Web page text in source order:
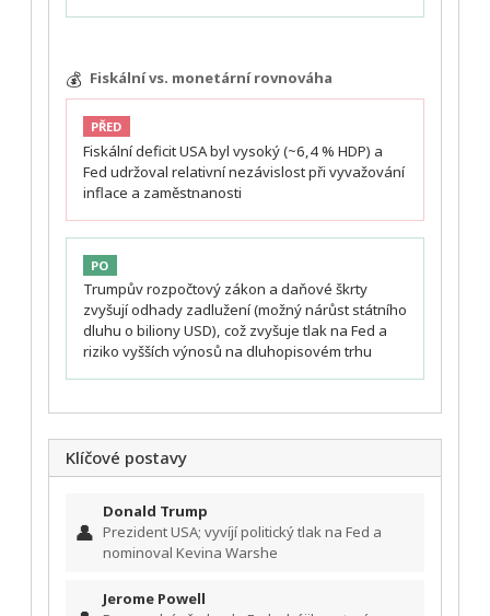
💰 Fiskální vs. monetární rovnováha
PŘED
Fiskální deficit USA byl vysoký (~6,4 % HDP) a
Fed udržoval relativní nezávislost při vyvažování
inflace a zaměstnanosti
PO
Trumpův rozpočtový zákon a daňové škrty
zvyšují odhady zadlužení (možný nárůst státního
dluhu o biliony USD), což zvyšuje tlak na Fed a
riziko vyšších výnosů na dluhopisovém trhu
Klíčové postavy
👤
Donald Trump
Prezident USA; vyvíjí politický tlak na Fed a
nominoval Kevina Warshe
Jerome Powell